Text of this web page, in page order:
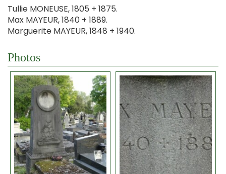
Tullie MONEUSE, 1805 + 1875.
Max MAYEUR, 1840 + 1889.
Marguerite MAYEUR, 1848 + 1940.
Photos